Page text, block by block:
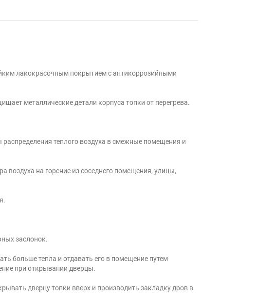
лакокрасочным покрытием с антикоррозийными
металлические детали корпуса топки от перегрева.
теплого воздуха в смежные помещения и
воздуха на горение из соседнего помещения, улицы,
заслонок.
больше тепла и отдавать его в помещение путем
при открывании дверцы.
дверцу топки вверх и производить закладку дров в